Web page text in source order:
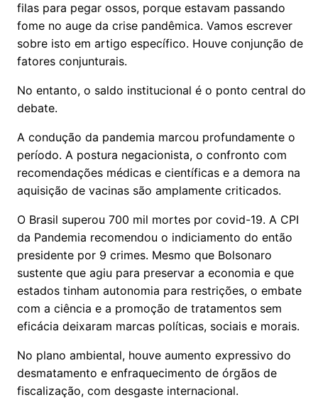
filas para pegar ossos, porque estavam passando
fome no auge da crise pandêmica. Vamos escrever
sobre isto em artigo específico. Houve conjunção de
fatores conjunturais.
No entanto, o saldo institucional é o ponto central do
debate.
A condução da pandemia marcou profundamente o
período. A postura negacionista, o confronto com
recomendações médicas e científicas e a demora na
aquisição de vacinas são amplamente criticados.
O Brasil superou 700 mil mortes por covid-19. A CPI
da Pandemia recomendou o indiciamento do então
presidente por 9 crimes. Mesmo que Bolsonaro
sustente que agiu para preservar a economia e que
estados tinham autonomia para restrições, o embate
com a ciência e a promoção de tratamentos sem
eficácia deixaram marcas políticas, sociais e morais.
No plano ambiental, houve aumento expressivo do
desmatamento e enfraquecimento de órgãos de
fiscalização, com desgaste internacional.